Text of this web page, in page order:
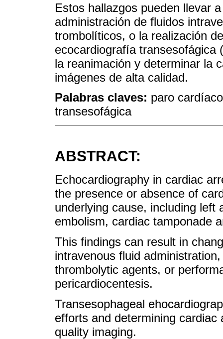
Estos hallazgos pueden llevar
administración de fluidos
trombolíticos, o la realización
ecocardiografía transesofágica
la reanimación y determinar la
imágenes de alta calidad.
Palabras claves: paro
transesofágica
ABSTRACT:
Echocardiography in cardiac
the presence or absence of
underlying cause, including left
embolism, cardiac tamponade
This findings can result in
intravenous fluid
thrombolytic agents, or
pericardiocentesis.
Transesophageal
efforts and determining
quality imaging.